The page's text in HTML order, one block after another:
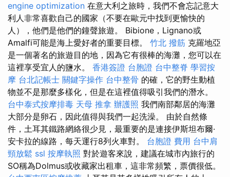
engine optimization 在意大利之旅時，我們不會忘記意大
利人非常喜歡自己的國家（不要在歐元中找到更愉快的
人），他們是他們的鐘聲旅遊。 Bibion​​e，Lignano或
Amalfi可能是海上愛好者的重要目標。 竹北 撥筋 克羅地亞
是一個著名的旅遊目的地，因為它有很棒的海灘，您可以在
這裡享受宜人的鹽水。 香港簽證 台胞證 台中整脊 學習按
摩 台北記帳士 關鍵字操作 台中整骨 的確，它的野生動植
物並不是那麼多樣化，但是在這裡值得吸引我們的潛水。
台中泰式按摩排毒 天母 推拿 辦護照 我們南部鄰居的海灘
大部分是卵石，因此值得與我們一起洗澡。 由於自然條
件，土耳其鐵路網絡很少見，最重要的是連接伊斯坦布爾·
安卡拉的線路，每天運行8列火車對。 台胞證 費用 台中肩
頸放鬆 ssl 按摩執照 對於遊客來說，建議在城市內旅行的
SO稱為Dolmus或收藏家出租車，這非常頻繁，票價很低。